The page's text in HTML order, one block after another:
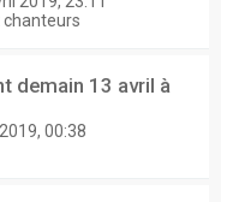
chanteurs
demain 13 avril à
00:38